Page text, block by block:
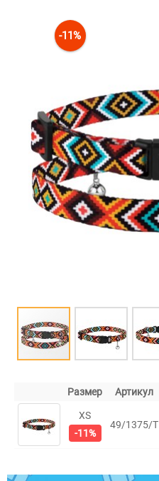
-11%
Размер Артикул
XS
-11%
49/1375/Т